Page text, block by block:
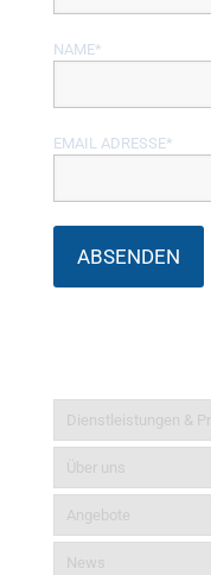
NAME*
EMAIL ADRESSE*
Dienstleistungen &
Über uns
Angebote
News